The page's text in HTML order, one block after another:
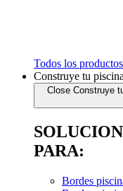
Todos los productos
Construye tu
Close Construye
PARA:
Bordes